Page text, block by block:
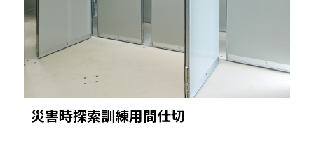
災害時探索訓練用間仕切